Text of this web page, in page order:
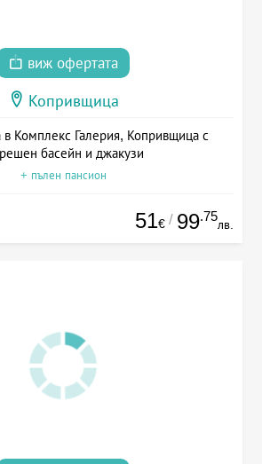
виж офертата
Копривщица
в Комплекс Галерия, Копривщица с
басейн и джакузи
+ пълен пансион
51€ / 99.75
лв.